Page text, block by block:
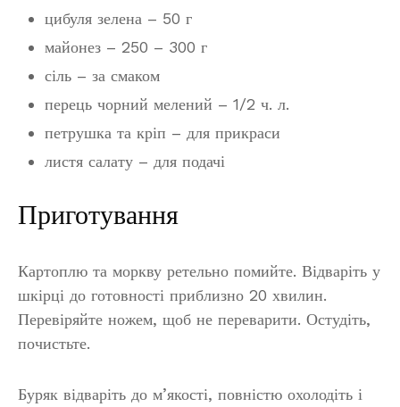
цибуля зелена – 50 г
майонез – 250 – 300 г
сіль – за смаком
перець чорний мелений – 1/2 ч. л.
петрушка та кріп – для прикраси
листя салату – для подачі
Приготування
Картоплю та моркву ретельно помийте. Відваріть у
шкірці до готовності приблизно 20 хвилин.
Перевіряйте ножем, щоб не переварити. Остудіть,
почистьте.
Буряк відваріть до м’якості, повністю охолодіть і